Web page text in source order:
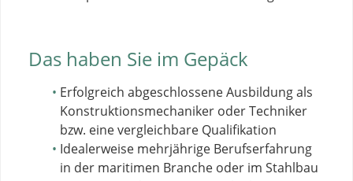
Das haben Sie im Gepäck
Erfolgreich abgeschlossene Ausbildung als
Konstruktionsmechaniker oder Techniker
bzw. eine vergleichbare Qualifikation
Idealerweise mehrjährige Berufserfahrung
in der maritimen Branche oder im Stahlbau